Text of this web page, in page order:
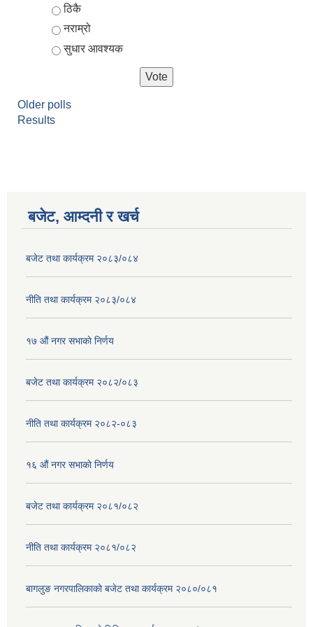
ठिकै
नराम्रो
सुधार आवश्यक
Older polls
Results
बजेट, आम्दनी र खर्च
बजेट तथा कार्यक्रम २०८३/०८४
नीति तथा कार्यक्रम २०८३/०८४
१७ ‌‍औं नगर सभाकाे निर्णय
बजेट तथा कार्यक्रम २०८२/०८३
नीति तथा कार्यक्रम २०८२-०८३
१६ ‌औं नगर सभाकाे निर्णय
बजेट तथा कार्यक्रम २०८१/०८२
नीति तथा कार्यक्रम २०८१/०८२
बागलुङ नगरपालिकाको बजेट तथा कार्यक्रम २०८०/०८१